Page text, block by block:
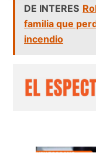
DE INTERES
familia que
incendio